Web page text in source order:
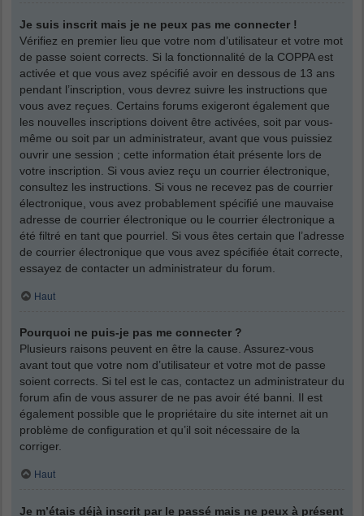
Je suis inscrit mais je ne peux pas me connecter !
Vérifiez en premier lieu que votre nom d’utilisateur et votre mot
de passe soient corrects. Si la fonctionnalité de la COPPA est
activée et que vous avez spécifié avoir en dessous de 13 ans
pendant l’inscription, vous devrez suivre les instructions que
vous avez reçues. Certains forums exigeront également que
les nouvelles inscriptions doivent être activées, soit par vous-
même ou soit par un administrateur, avant que vous puissiez
ouvrir une session ; cette information était présente lors de
votre inscription. Si vous aviez reçu un courrier électronique,
consultez les instructions. Si vous ne recevez pas de courrier
électronique, vous avez probablement spécifié une mauvaise
adresse de courrier électronique ou le courrier électronique a
été filtré en tant que pourriel. Si vous êtes certain que l’adresse
de courrier électronique que vous avez spécifiée était correcte,
essayez de contacter un administrateur du forum.
Haut
Pourquoi ne puis-je pas me connecter ?
Plusieurs raisons peuvent en être la cause. Assurez-vous
avant tout que votre nom d’utilisateur et votre mot de passe
soient corrects. Si tel est le cas, contactez un administrateur du
forum afin de vous assurer de ne pas avoir été banni. Il est
également possible que le propriétaire du site internet ait un
problème de configuration et qu’il soit nécessaire de la
corriger.
Haut
Je m’étais déjà inscrit par le passé mais ne peux à présent